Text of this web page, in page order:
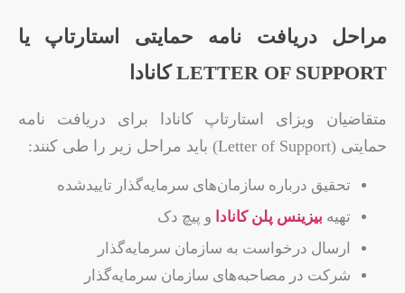
مراحل دریافت نامه حمایتی استارتاپ یا
LETTER OF SUPPORT کانادا
متقاضیان ویزای استارتاپ کانادا برای دریافت نامه
حمایتی (Letter of Support) باید مراحل زیر را طی کنند:
تحقیق درباره سازمان‌های سرمایه‌گذار تاییدشده
تهیه بیزینس پلن کانادا و پیچ دک
ارسال درخواست به سازمان سرمایه‌گذار
شرکت در مصاحبه‌های سازمان سرمایه‌گذار